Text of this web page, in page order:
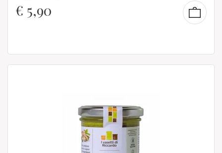
€ 5,90